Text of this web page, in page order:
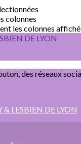
colonnes
les colonnes
des réseaux